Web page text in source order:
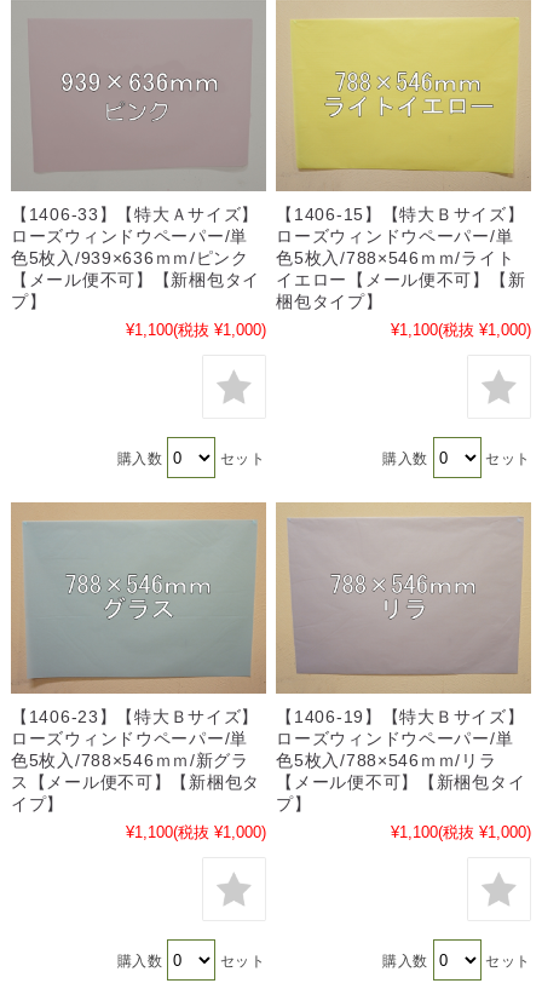
【1406-33】【特大Ａサイズ】
ローズウィンドウペーパー/単
色5枚入/939×636ｍｍ/ピンク
【メール便不可】【新梱包タイ
プ】
¥1,100(税抜 ¥1,000)
購入数 セット
【1406-15】【特大Ｂサイズ】
ローズウィンドウペーパー/単
色5枚入/788×546ｍｍ/ライト
イエロー【メール便不可】【新
梱包タイプ】
¥1,100(税抜 ¥1,000)
購入数 セット
【1406-23】【特大Ｂサイズ】
ローズウィンドウペーパー/単
色5枚入/788×546ｍｍ/新グラ
ス【メール便不可】【新梱包タ
イプ】
¥1,100(税抜 ¥1,000)
購入数 セット
【1406-19】【特大Ｂサイズ】
ローズウィンドウペーパー/単
色5枚入/788×546ｍｍ/リラ
【メール便不可】【新梱包タイ
プ】
¥1,100(税抜 ¥1,000)
購入数 セット